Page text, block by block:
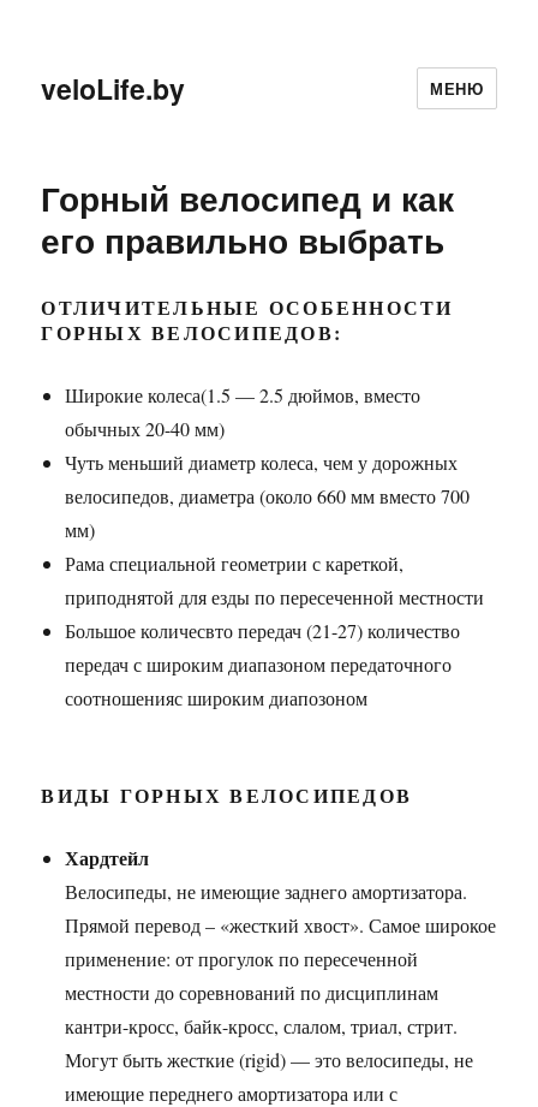
veloLife.by МЕНЮ
Горный велосипед и как
его правильно выбрать
ОТЛИЧИТЕЛЬНЫЕ ОСОБЕННОСТИ
ГОРНЫХ ВЕЛОСИПЕДОВ:
Широкие колеса(1.5 — 2.5 дюймов, вместо
обычных 20-40 мм)
Чуть меньший диаметр колеса, чем у дорожных
велосипедов, диаметра (около 660 мм вместо 700
мм)
Рама специальной геометрии с кареткой,
приподнятой для езды по пересеченной местности
Большое количесвто передач (21-27) количество
передач с широким диапазоном передаточного
соотношенияс широким диапозоном
ВИДЫ ГОРНЫХ ВЕЛОСИПЕДОВ
Хардтейл
Велосипеды, не имеющие заднего амортизатора.
Прямой перевод – «жесткий хвост». Самое широкое
применение: от прогулок по пересеченной
местности до соревнований по дисциплинам
кантри-кросс, байк-кросс, слалом, триал, стрит.
Могут быть жесткие (rigid) — это велосипеды, не
имеющие переднего амортизатора или с